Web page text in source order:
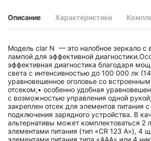
Описание Характеристики
Модель clar N — это налобное зеркало с
лампой для эффективной
эффективная диагностика благодаря
света с интенсивностью до 100 000 лк
уравновешенное оголовье со
отсеком;• особенно удобная
с возможностью управления одной
закреплен отсек для элементов питания
подключения зарядного устройства. В
альтернативы может комплектоваться 2
элементами питания (тип «CR 123 A»), 4